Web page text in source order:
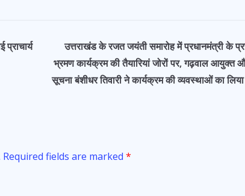
उत्तराखंड के रजत जयंती समारोह में प्रधानमंत्री के
भ्रमण कार्यक्रम की तैयारियां जोरों पर, गढ़वाल आयुक्त
सूचना बंशीधर तिवारी ने कार्यक्रम की व्यवस्थाओं का
Required fields are marked *